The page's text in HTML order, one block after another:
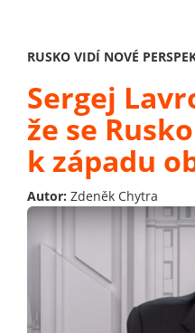
RUSKO VIDÍ NOVÉ
Sergej
že se
k západu
Autor: Zdeněk Chytra